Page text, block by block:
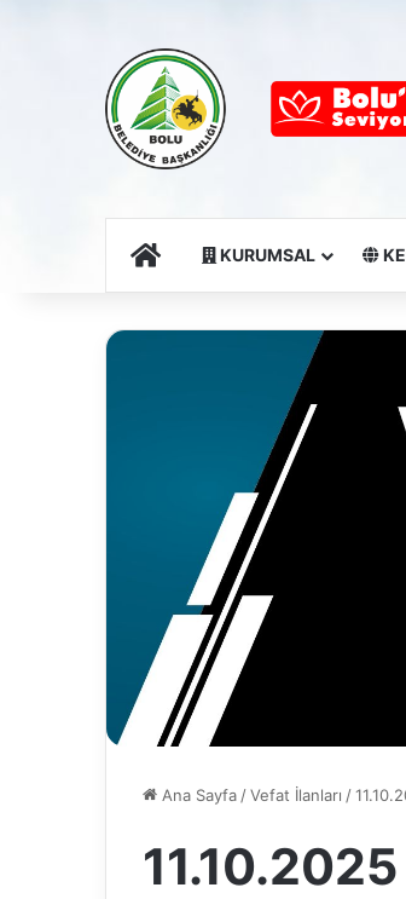
Ana SayfaKURUMSAL
Ana Sayfa/Vefat İlanları /